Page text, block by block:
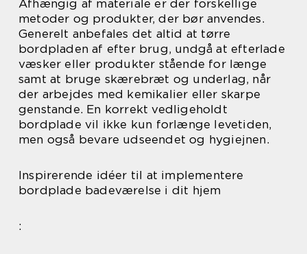
Afhængig af materiale er der forskellige
metoder og produkter, der bør anvendes.
Generelt anbefales det altid at tørre
bordpladen af efter brug, undgå at efterlade
væsker eller produkter stående for længe
samt at bruge skærebræt og underlag, når
der arbejdes med kemikalier eller skarpe
genstande. En korrekt vedligeholdt
bordplade vil ikke kun forlænge levetiden,
men også bevare udseendet og hygiejnen.
Inspirerende idéer til at implementere
bordplade badeværelse i dit hjem
: